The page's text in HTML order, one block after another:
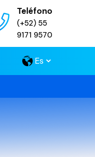
Teléfono
(+52) 55
9171 9570